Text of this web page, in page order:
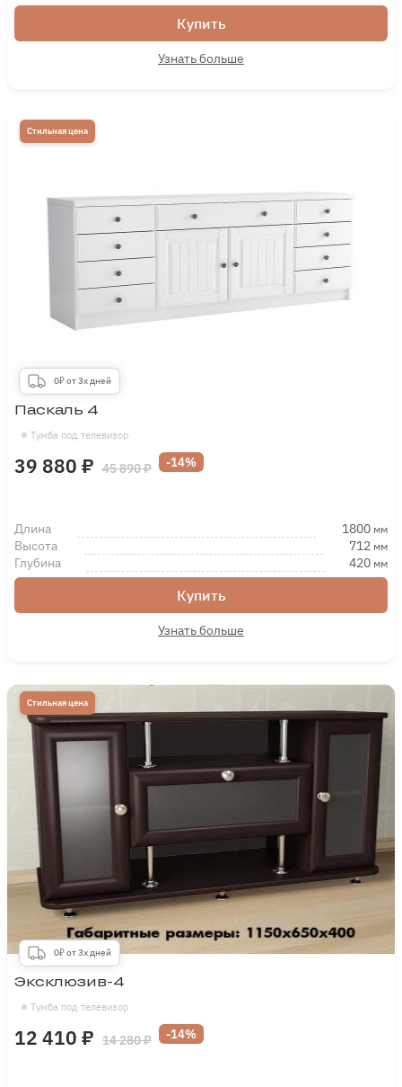
Купить
Узнать больше
Стильная цена
0₽ от 3х дней
Тумба под телевизор
Паскаль 4
39 880 ₽ 45 890 ₽ -14%
Длина 1800 мм
Высота 712 мм
Глубина 420 мм
Купить
Узнать больше
Стильная цена
0₽ от 3х дней
Тумба под телевизор
Эксклюзив-4
12 410 ₽ 14 280 ₽ -14%